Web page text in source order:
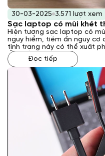
30-03-2025 3.571 lượt xem
Sạc laptop có mùi khét
Hiện tượng sạc laptop có
nguy hiểm, tiềm ẩn nguy cơ
tình trạng này có thể xuất
lỗi kỹ thuật bên trong sạc
môi trường sử dụng. Vậy
tình trạng này? Laptop
bài viết sau đây.
Đọc tiếp